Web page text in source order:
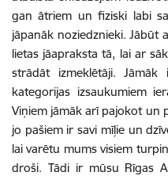
gan ātriem un fiziski labi
jāpanāk noziedznieki. Jābūt
lietas jāapraksta tā, lai ar
strādāt izmeklētāji.
kategorijas izsaukumiem
Viņiem jāmāk arī pajokot un
jo pašiem ir savi mīļie un
lai varētu mums visiem
droši. Tādi ir mūsu Rīgas